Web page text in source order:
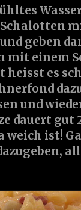
geben
mit einem
heisst es
und
dauert
weich ist!